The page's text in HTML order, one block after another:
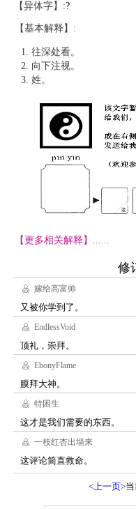
【异体字】:?
【基本解释】:
往深处看。
向下注视。
姓。
【更多相关解释】......